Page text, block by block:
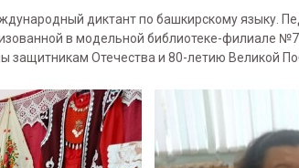
диктант по башкирскому языку.
в модельной библиотеке-филиале
защитникам Отечества и 80-летию Великой